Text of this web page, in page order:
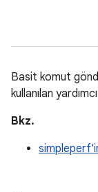
Basit komut
kullanılan
Bkz.